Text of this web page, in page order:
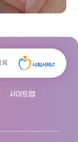
사이트맵